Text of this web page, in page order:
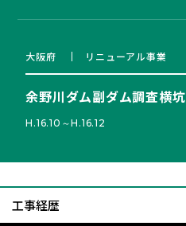
大阪府 リニューアル事業
余野川ダム副ダム調査横坑
H.16.10～H.16.12